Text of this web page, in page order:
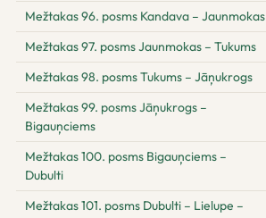
Mežtakas 96. posms Kandava – Jaunmokas
Mežtakas 97. posms Jaunmokas – Tukums
Mežtakas 98. posms Tukums – Jāņukrogs
Mežtakas 99. posms Jāņukrogs –
Bigauņciems
Mežtakas 100. posms Bigauņciems –
Dubulti
Mežtakas 101. posms Dubulti – Lielupe –